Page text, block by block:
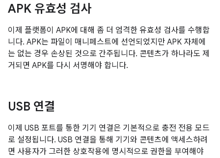
APK 유효성 검사
이제 플랫폼이 APK에 대해 좀 더 엄격한 유효성 검사를 수행합
니다. APK는 파일이 매니페스트에 선언되었지만 APK 자체에
는 없는 경우 손상된 것으로 간주됩니다. 콘텐츠가 하나라도 제
거되면 APK를 다시 서명해야 합니다.
USB 연결
이제 USB 포트를 통한 기기 연결은 기본적으로 충전 전용 모드
로 설정됩니다. USB 연결을 통해 기기와 콘텐츠에 액세스하려
면 사용자가 그러한 상호작용에 명시적으로 권한을 부여해야